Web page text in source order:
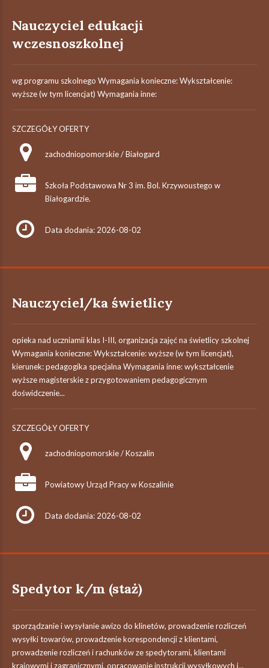
Nauczyciel edukacji
wczesnoszkolnej
wg programu szkolnego Wymagania konieczne: Wykształcenie:
wyższe (w tym licencjat) Wymagania inne:
SZCZEGÓŁY OFERTY
zachodniopomorskie / Białogard
Szkoła Podstawowa Nr 3 im. Bol. Krzywoustego w
Białogardzie.
Data dodania: 2026-08-02
Nauczyciel/ka świetlicy
opieka nad uczniamii klas I-III, organizacja zajęć na świetlicy szkolnej
Wymagania konieczne: Wykształcenie: wyższe (w tym licencjat),
kierunek: pedagogika specjalna Wymagania inne: wykształcenie
wyższe magisterskie z przygotowaniem pedagogicznym
doświdczenie...
SZCZEGÓŁY OFERTY
zachodniopomorskie / Koszalin
Powiatowy Urząd Pracy w Koszalinie
Data dodania: 2026-08-02
Spedytor k/m (staż)
sporządzanie i wysyłanie awizo do klinetów, prowadzenie rozliczeń
wysyłki towarów, prowadzenie korespondencji z klientami,
prowadzenie rozliczeń i rachunków ze spedytorami, klientami
krajowymi i zagranicznymi, opracowanie instrukcji wysyłkowych i...